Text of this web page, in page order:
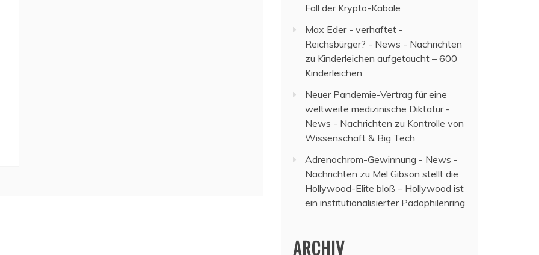
Fall der Krypto-Kabale
Max Eder - verhaftet -
Reichsbürger? - News - Nachrichten
zu Kinderleichen aufgetaucht – 600
Kinderleichen
Neuer Pandemie-Vertrag für eine
weltweite medizinische Diktatur -
News - Nachrichten zu Kontrolle von
Wissenschaft & Big Tech
Adrenochrom-Gewinnung - News -
Nachrichten zu Mel Gibson stellt die
Hollywood-Elite bloß – Hollywood ist
ein institutionalisierter Pädophilenring
ARCHIV